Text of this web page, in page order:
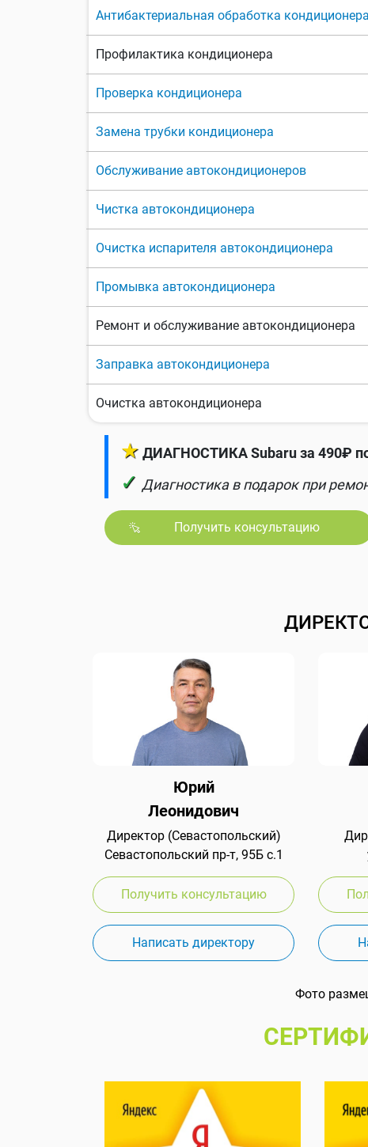
Антибактериальная обработка кондиционера
Профилактика кондиционера
Проверка кондиционера
Замена трубки кондиционера
Обслуживание автокондиционеров
Чистка автокондиционера
Очистка испарителя автокондиционера
Промывка автокондиционера
Ремонт и обслуживание автокондиционера
Заправка автокондиционера
Очистка автокондиционера
★ ДИАГНОСТИКА Subaru за 490₽
✓ Диагностика в подарок при
Получить консультацию
Юрий
Леонидович
Директор (Севастопольский)
Севастопольский пр-т, 95Б с.1
Получить консультацию
Написать директору
Фото